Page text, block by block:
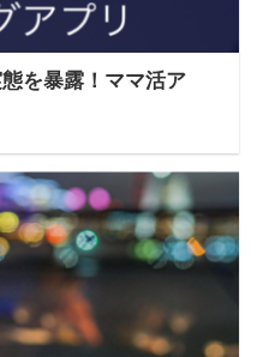
を暴露！ママ活ア